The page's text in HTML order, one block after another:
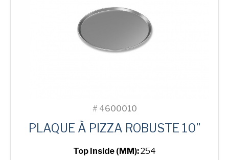
# 4600010
PLAQUE À PIZZA ROBUSTE 10”
Top Inside (MM):254